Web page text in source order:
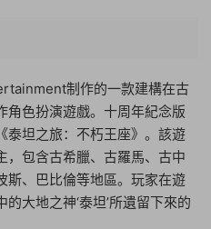
制作的一款建構在古
角色扮演遊戲。十周年紀念版
泰坦之旅：不朽王座》。該遊
，包含古希臘、古羅馬、古中
斯、巴比倫等地區。玩家在遊
大地之神‘泰坦’所遺留下來的